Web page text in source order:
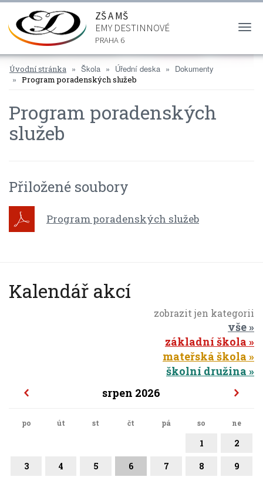
ZŠ A MŠ
EMY DESTINNOVÉ
PRAHA 6
Úvodní stránka Škola Úřední deska Dokumenty
Program poradenských služeb
Program poradenských
služeb
Přiložené soubory
Program poradenských služeb
Kalendář akcí
zobrazit jen kategorii
vše
základní škola
mateřská škola
školní družina
srpen 2026
po út st čt pá so ne
1 2
3 4 5 6 7 8 9